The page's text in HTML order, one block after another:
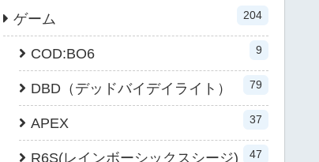
ゲーム 204
COD:BO6 9
DBD（デッドバイデイライト） 79
APEX 37
R6S(レインボーシックスシージ) 47